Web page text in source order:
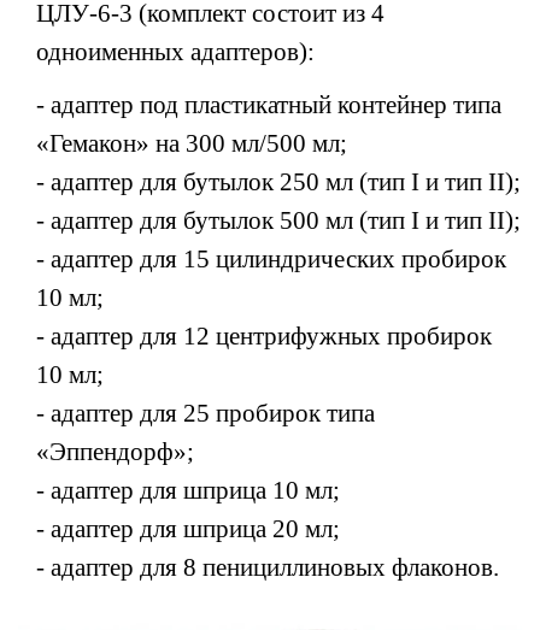
ЦЛУ-6-3 (комплект состоит из 4
одноименных адаптеров):
- адаптер под пластикатный контейнер типа
«Гемакон» на 300 мл/500 мл;
- адаптер для бутылок 250 мл (тип I и тип II);
- адаптер для бутылок 500 мл (тип I и тип II);
- адаптер для 15 цилиндрических пробирок
10 мл;
- адаптер для 12 центрифужных пробирок
10 мл;
- адаптер для 25 пробирок типа
«Эппендорф»;
- адаптер для шприца 10 мл;
- адаптер для шприца 20 мл;
- адаптер для 8 пенициллиновых флаконов.